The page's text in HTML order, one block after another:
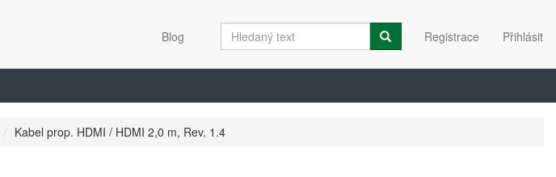
Registrace Přihlásit
Blog
Kabel prop. HDMI / HDMI 2,0 m, Rev. 1.4